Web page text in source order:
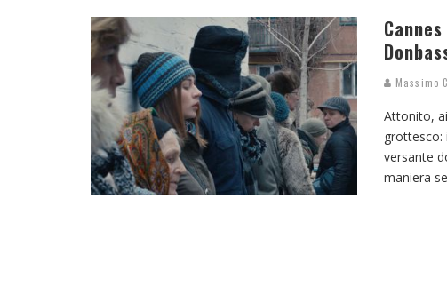
Massimo
Attonito,
grottesco:
versante
maniera